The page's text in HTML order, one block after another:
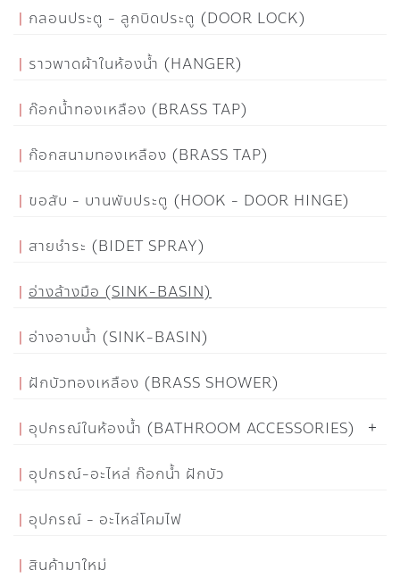
กลอนประตู - ลูกบิดประตู (DOOR LOCK)
ราวพาดผ้าในห้องน้ำ (HANGER)
ก๊อกน้ำทองเหลือง (BRASS TAP)
ก๊อกสนามทองเหลือง (BRASS TAP)
ขอสับ - บานพับประตู (HOOK - DOOR HINGE)
สายชำระ (BIDET SPRAY)
อ่างล้างมือ (SINK-BASIN)
อ่างอาบน้ำ (SINK-BASIN)
ฝักบัวทองเหลือง (BRASS SHOWER)
อุปกรณ์ในห้องน้ำ (BATHROOM ACCESSORIES)
อุปกรณ์-อะไหล่ ก๊อกน้ำ ฝักบัว
อุปกรณ์ - อะไหล่โคมไฟ
สินค้ามาใหม่